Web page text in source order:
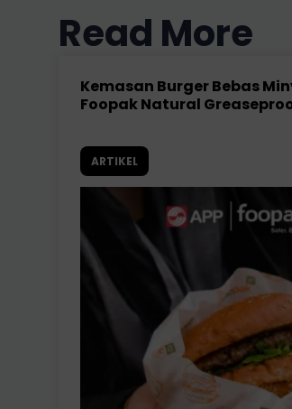
Read More
Kemasan Burger Bebas
Foopak Natural
ARTIKEL